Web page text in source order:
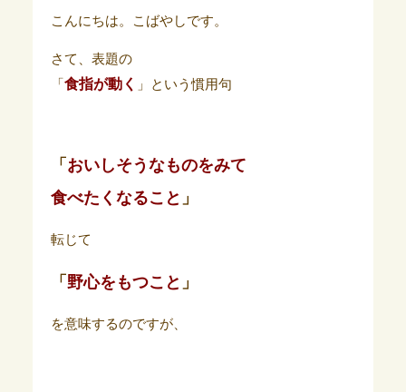
こんにちは。こばやしです。
さて、表題の
「 食指が動く 」という慣用句
「 おいしそうなものをみて
食べたくなること 」
転じて
「 野心をもつこと 」
を意味するのですが、